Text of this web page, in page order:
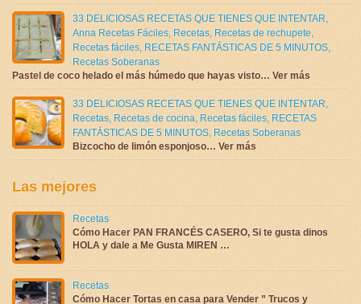
33 DELICIOSAS RECETAS QUE TIENES QUE INTENTAR,
Anna Recetas Fáciles, Recetas, Recetas de rechupete,
Recetas fáciles, RECETAS FANTÁSTICAS DE 5 MINUTOS,
Recetas Soberanas
Pastel de coco helado el más húmedo que hayas visto… Ver más
33 DELICIOSAS RECETAS QUE TIENES QUE INTENTAR,
Recetas, Recetas de cocina, Recetas fáciles, RECETAS
FANTÁSTICAS DE 5 MINUTOS, Recetas Soberanas
Bizcocho de limón esponjoso… Ver más
Las mejores
Recetas
Cómo Hacer PAN FRANCÉS CASERO, Si te gusta dinos
HOLA y dale a Me Gusta MIREN …
Recetas
Cómo Hacer Tortas en casa para Vender ” Trucos y